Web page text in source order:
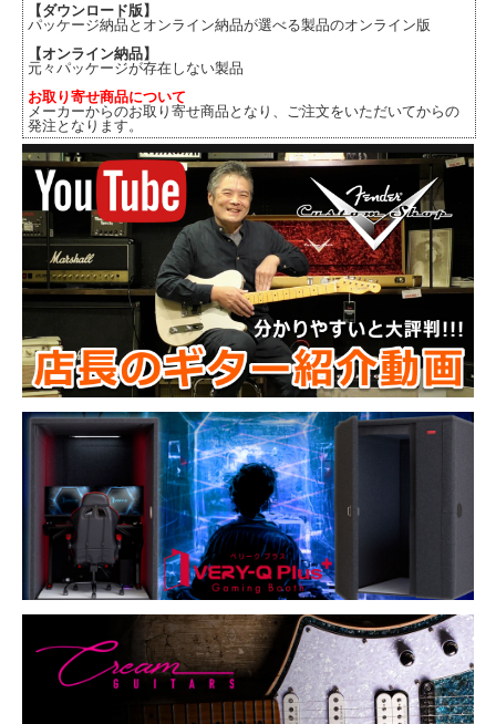
【ダウンロード版】
パッケージ納品とオンライン納品が選べる製品のオンライン版
【オンライン納品】
元々パッケージが存在しない製品
お取り寄せ商品について
メーカーからのお取り寄せ商品となり、ご注文をいただいてからの
発注となります。